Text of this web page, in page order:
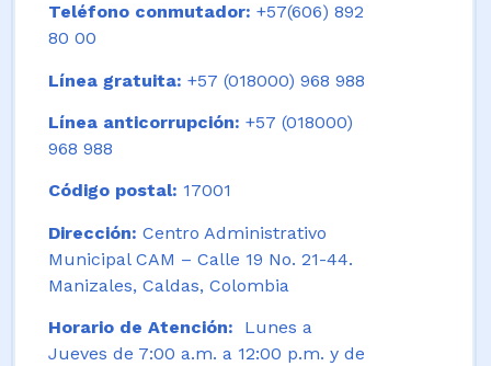
Teléfono conmutador: +57(606) 892
80 00
Línea gratuita: +57 (018000) 968 988
Línea anticorrupción: +57 (018000)
968 988
Código postal: 17001
Dirección: Centro Administrativo
Municipal CAM – Calle 19 No. 21-44.
Manizales, Caldas, Colombia
Horario de Atención: Lunes a
Jueves de 7:00 a.m. a 12:00 p.m. y de